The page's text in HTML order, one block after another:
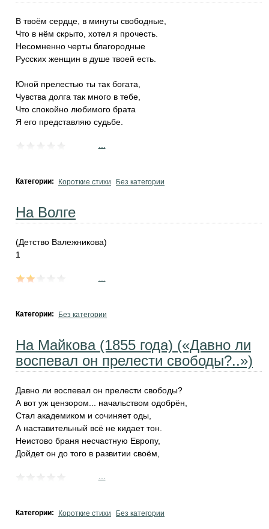
В твоём сердце, в минуты свободные,
Что в нём скрыто, хотел я прочесть.
Несомненно черты благородные
Русских женщин в душе твоей есть.
Юной прелестью ты так богата,
Чувства долга так много в тебе,
Что спокойно любимого брата
Я его представляю судьбе.
Категории: Короткие стихи Без категории
На Волге
(Детство Валежникова)
1
Категории: Без категории
На Майкова (1855 года) («Давно ли
воспевал он прелести свободы?..»)
Давно ли воспевал он прелести свободы?
А вот уж цензором... начальством одобрён,
Стал академиком и сочиняет оды,
А наставительный всё не кидает тон.
Неистово браня несчастную Европу,
Дойдет он до того в развитии своём,
Категории: Короткие стихи Без категории